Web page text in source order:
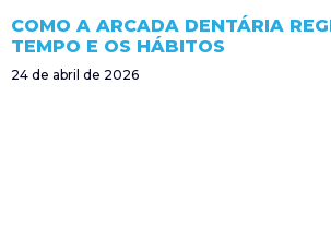
COMO A ARCADA DENTÁRIA
TEMPO E OS HÁBITOS
24 de abril de 2026